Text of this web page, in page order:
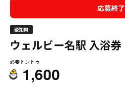
応募終了
愛知県
ウェルビー名駅 入浴券
必要トントゥ
1,600